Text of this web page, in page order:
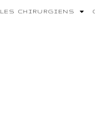
LES CHIRURGIENS